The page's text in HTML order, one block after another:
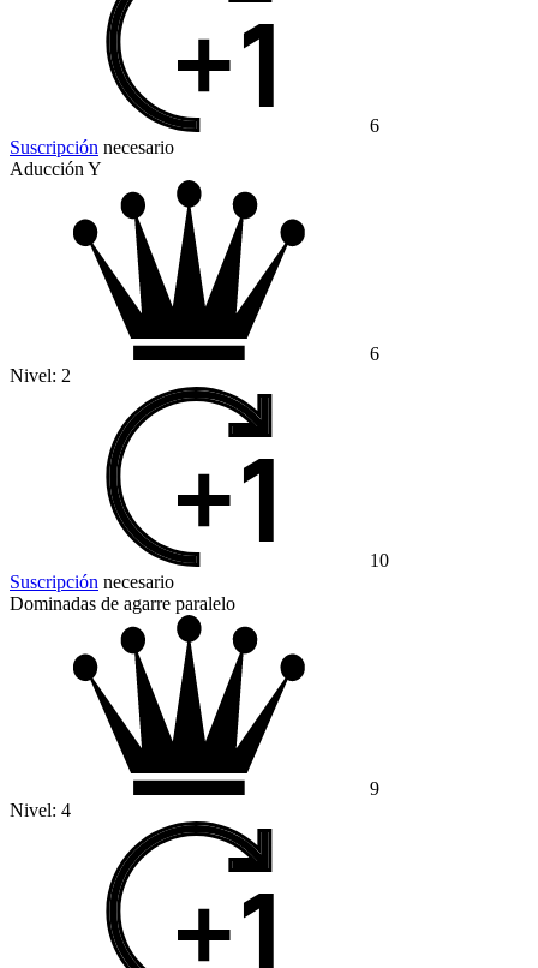
6
Suscripción necesario
Aducción Y
6
Nivel: 2
10
Suscripción necesario
Dominadas de agarre paralelo
9
Nivel: 4